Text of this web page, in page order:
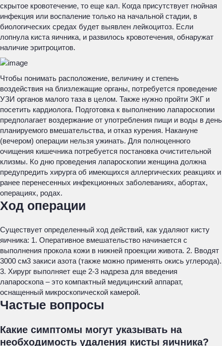
скрытое кровотечение, то еще кал. Когда присутствует гнойная
инфекция или воспаление только на начальной стадии, в
биологических средах будет выявлен лейкоцитоз. Если
лопнула киста яичника, и развилось кровотечения, обнаружат
наличие эритроцитов.
Чтобы понимать расположение, величину и степень
воздействия на близлежащие органы, потребуется проведение
УЗИ органов малого таза в целом. Также нужно пройти ЭКГ и
посетить кардиолога. Подготовка к выполнению лапароскопии
предполагает воздержание от употребления пищи и воды в день
планируемого вмешательства, и отказ курения. Накануне
(вечером) операции нельзя ужинать. Для полноценного
очищения кишечника потребуется постановка очистительной
клизмы. Ко дню проведения лапароскопии женщина должна
предупредить хирурга об имеющихся аллергических реакциях и
ранее перенесенных инфекционных заболеваниях, абортах,
операциях, родах.
Ход операции
Существует определенный ход действий, как удаляют кисту
яичника: 1. Оперативное вмешательство начинается с
выполнения прокола кожи в нижней проекции живота. 2. Вводят
3000 см3 закиси азота (также можно применять окись углерода).
3. Хирург выполняет еще 2-3 надреза для введения
лапароскопа – это компактный медицинский аппарат,
оснащенный микроскопической камерой.
Частые вопросы
Какие симптомы могут указывать на
необходимость удаления кисты яичника?